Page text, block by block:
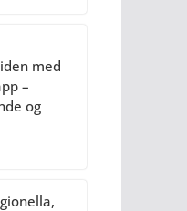
med
–
og